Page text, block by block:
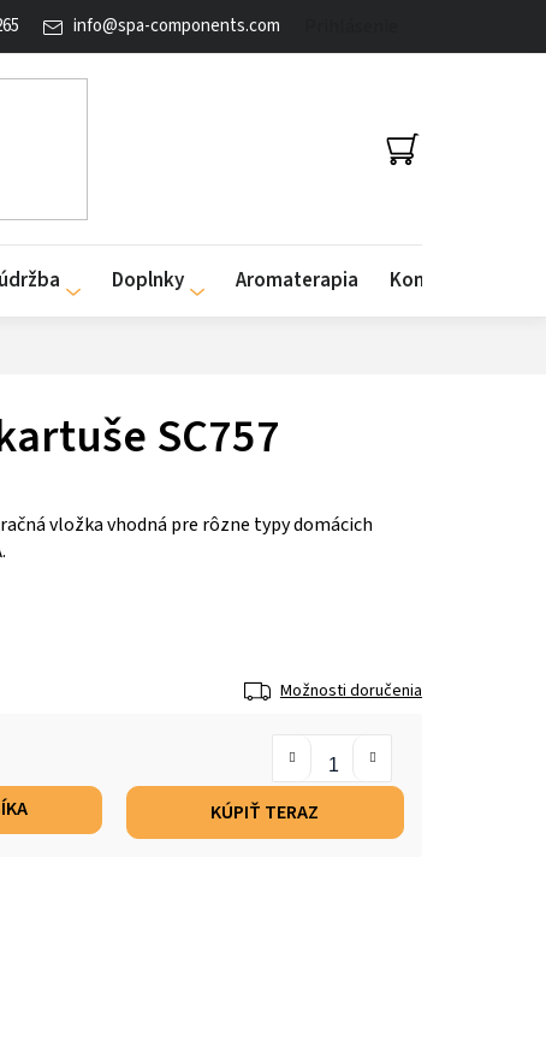
info@spa-components.com
NÁKUPNÝ
KOŠÍK
Doplnky Aromaterapia Kontakty
SC757
vložka vhodná pre rôzne typy domácich
Možnosti doručenia
KÚPIŤ TERAZ